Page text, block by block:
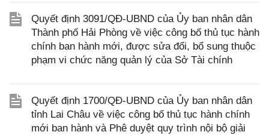
Quyết định 3091/QĐ-UBND của Ủy ban nhân dân
Thành phố Hải Phòng về việc công bố thủ tục hành
chính ban hành mới, được sửa đổi, bổ sung thuộc
phạm vi chức năng quản lý của Sở Tài chính
Quyết định 1700/QĐ-UBND của Ủy ban nhân dân
tỉnh Lai Châu về việc công bố thủ tục hành chính
mới ban hành và Phê duyệt quy trình nội bộ giải